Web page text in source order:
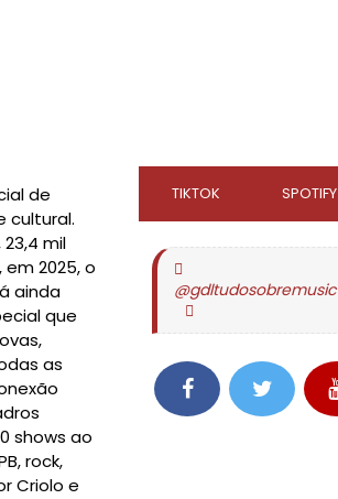
de
cultural.
mil
2025, o
ainda
que
as
shows ao
rock,
Criolo e
TIKTOK SPOTIFY
@gdltudosobremusic